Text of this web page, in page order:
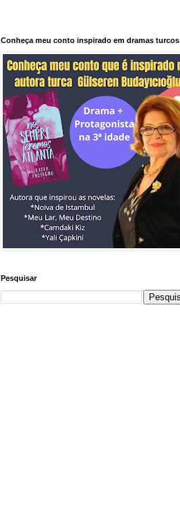
Conheça meu conto inspirado em dramas turcos
Pesquisar